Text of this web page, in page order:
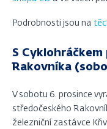
Podrobnosti jsou na
S
Rakovníka
V sobotu 6. prosince
středočeského
železniční zastávce